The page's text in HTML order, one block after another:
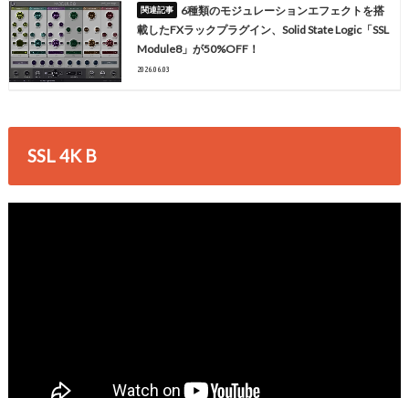
6種類のモジュレーションエフェクトを搭
載したFXラックプラグイン、Solid State Logic「SSL
Module8」が50%OFF！
2026.06.03
SSL 4K B